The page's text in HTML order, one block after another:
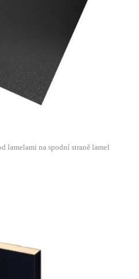
lamelami na spodní straně lamel